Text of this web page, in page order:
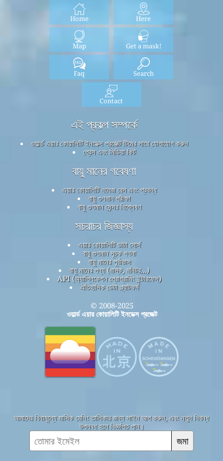
Home Here
Map Get a mask!
Faq Search
Contact
এই প্রকল্প সম্পর্কে
ওয়ার্ল্ড এয়ার কোয়ালিটি ইনডেক্স প্রজেক্ট টিমের সাথে যোগাযোগ করুন
প্রেস এবং মিডিয়া কিট
বায়ু মানের গবেষণা
এয়ার কোয়ালিটি নলেজ বেস এবং প্রবন্ধ
বায়ু গুণমান পরীক্ষা
বায়ু গুণমান সেন্সর বিশ্লেষণ
সচরাচর জিজ্ঞাস্য
এয়ার কোয়ালিটি ডাটা সোর্স
বায়ু গুণমান সূচক গণনা
বায়ু মানের পূর্বাভাস
বায়ু মানের পণ্য (মাস্ক, মনিটর...)
API (অ্যাপ্লিকেশন প্রোগ্রামিং ইন্টারফেস)
ঐতিহাসিক ডেটা প্ল্যাটফর্ম
© 2008-2025
ওয়ার্ল্ড এয়ার কোয়ালিটি ইনডেক্স প্রজেক্ট
আমাদের বিনামূল্যে মাসিক মেলিং তালিকার জন্য সাইন আপ করুন, এবং নতুন নিবন্ধ
উপলব্ধ হলে বিজ্ঞপ্তি পান।
জমা